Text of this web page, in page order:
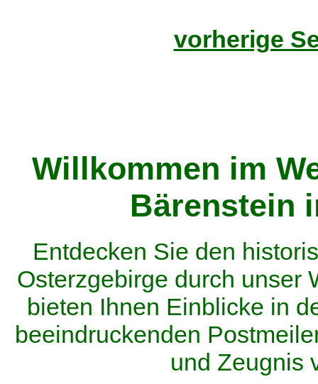
vorherige
Willkommen im
Bärenstein
Entdecken Sie den
Osterzgebirge durch unser
bieten Ihnen Einblicke in
beeindruckenden
und Zeugnis